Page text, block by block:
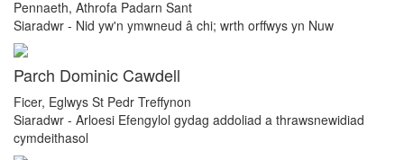
Pennaeth, Athrofa Padarn Sant
Siaradwr - Nid yw'n ymwneud â chi; wrth orffwys yn Nuw
Parch Dominic Cawdell
Ficer, Eglwys St Pedr Treffynon
Siaradwr - Arloesi Efengylol gydag addoliad a thrawsnewidiad
cymdeithasol